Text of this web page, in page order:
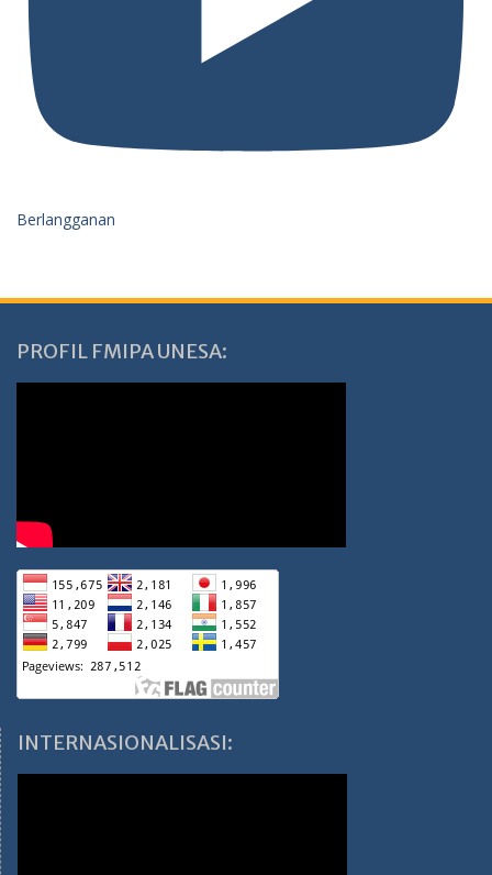
Berlangganan
PROFIL FMIPA UNESA:
INTERNASIONALISASI: